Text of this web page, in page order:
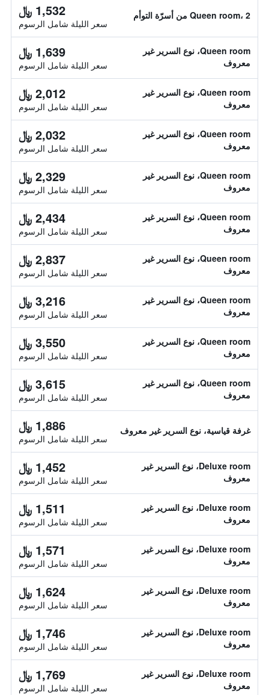
Queen room، 2 من أسرّة التوأم 1,532 ﷼
سعر الليلة شامل الرسوم
Queen room، نوع السرير غير
معروف
1,639 ﷼
سعر الليلة شامل الرسوم
Queen room، نوع السرير غير
معروف
2,012 ﷼
سعر الليلة شامل الرسوم
Queen room، نوع السرير غير
معروف
2,032 ﷼
سعر الليلة شامل الرسوم
Queen room، نوع السرير غير
معروف
2,329 ﷼
سعر الليلة شامل الرسوم
Queen room، نوع السرير غير
معروف
2,434 ﷼
سعر الليلة شامل الرسوم
Queen room، نوع السرير غير
معروف
2,837 ﷼
سعر الليلة شامل الرسوم
Queen room، نوع السرير غير
معروف
3,216 ﷼
سعر الليلة شامل الرسوم
Queen room، نوع السرير غير
معروف
3,550 ﷼
سعر الليلة شامل الرسوم
Queen room، نوع السرير غير
معروف
3,615 ﷼
سعر الليلة شامل الرسوم
غرفة قياسية، نوع السرير غير معروف 1,886 ﷼
سعر الليلة شامل الرسوم
Deluxe room، نوع السرير غير
معروف
1,452 ﷼
سعر الليلة شامل الرسوم
Deluxe room، نوع السرير غير
معروف
1,511 ﷼
سعر الليلة شامل الرسوم
Deluxe room، نوع السرير غير
معروف
1,571 ﷼
سعر الليلة شامل الرسوم
Deluxe room، نوع السرير غير
معروف
1,624 ﷼
سعر الليلة شامل الرسوم
Deluxe room، نوع السرير غير
معروف
1,746 ﷼
سعر الليلة شامل الرسوم
Deluxe room، نوع السرير غير
معروف
1,769 ﷼
سعر الليلة شامل الرسوم